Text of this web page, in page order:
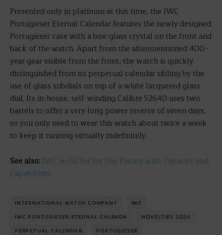
Presented only in platinum at this time, the IWC
Portugieser Eternal Calendar features the newly designed
Portugieser case with a box-glass crystal on the front and
back of the watch. Apart from the aforementioned 400-
year gear visible from the front, the watch is quickly
distinguished from its perpetual calendar sibling by the
use of glass subdials on top of a white lacquered glass
dial. Its in-house, self-winding Calibre 52640 uses two
barrels to offer a very long power reserve of seven days,
so you only need to wear this watch about twice a week
to keep it running virtually indefinitely.
See also: IWC is All Set for The Future with Capacity and
Capabilities
INTERNATIONAL WATCH COMPANY
IWC
IWC PORTUGIESER ETERNAL CALENDA
NOVELTIES 2024
PERPETUAL CALENDAR
PORTUGIESER